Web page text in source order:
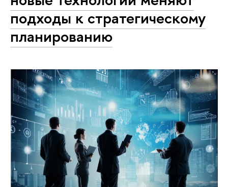
подходы к стратегическому
планированию